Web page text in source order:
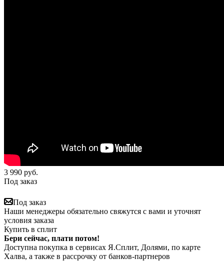
3 990 руб.
Под заказ
Под заказ
Наши менеджеры обязательно свяжутся с вами и уточнят
условия заказа
Купить в сплит
Бери сейчас, плати потом!
Доступна покупка в сервисах Я.Сплит, Долями, по карте
Халва, а также в рассрочку от банков-партнеров